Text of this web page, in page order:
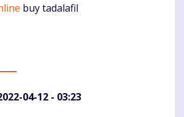
buy tadalafil
04-12 - 03:23